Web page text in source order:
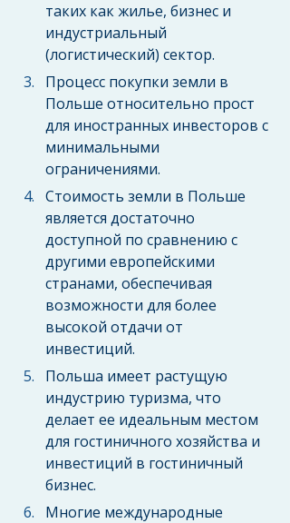
таких как жилье, бизнес и
индустриальный
(логистический) сектор.
Процесс покупки земли в
Польше относительно прост
для иностранных инвесторов с
минимальными
ограничениями.
Стоимость земли в Польше
является достаточно
доступной по сравнению с
другими европейскими
странами, обеспечивая
возможности для более
высокой отдачи от
инвестиций.
Польша имеет растущую
индустрию туризма, что
делает ее идеальным местом
для гостиничного хозяйства и
инвестиций в гостиничный
бизнес.
Многие международные